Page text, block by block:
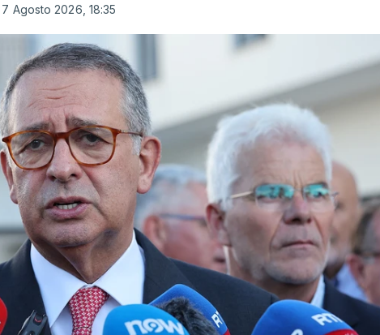
Agosto 2026, 18:35